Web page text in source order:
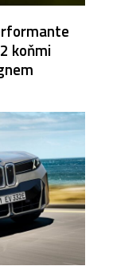
koňmi